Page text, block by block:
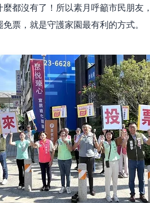
都沒有了！所以素月呼籲市民朋友
票，就是守護家園最有利的方式。